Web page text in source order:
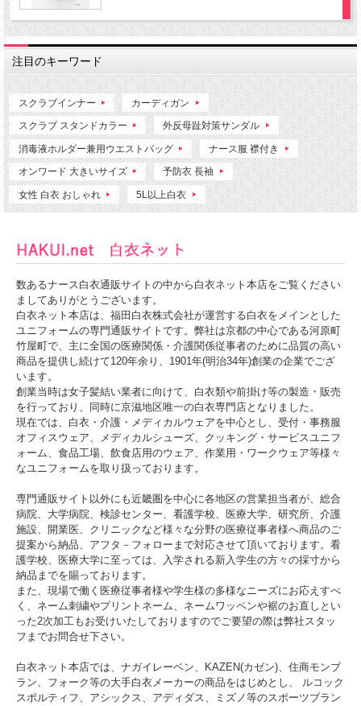
注目のキーワード
スクラブインナー カーディガン
スクラブ スタンドカラー 外反母趾対策サンダル
消毒液ホルダー兼用ウエストバッグ ナース服 襟付き
オンワード 大きいサイズ 予防衣 長袖
女性 白衣 おしゃれ 5L以上白衣
数あるナース白衣通販サイトの中から白衣ネット本店をご覧ください
ましてありがとうございます。
白衣ネット本店は、福田白衣株式会社が運営する白衣をメインとした
ユニフォームの専門通販サイトです。弊社は京都の中心である河原町
竹屋町で、主に全国の医療関係・介護関係従事者のために品質の高い
商品を提供し続けて120年余り、1901年(明治34年)創業の企業でござ
います。
創業当時は女子髪結い業者に向けて、白衣類や前掛け等の製造・販売
を行っており、同時に京滋地区唯一の白衣専門店となりました。
現在では、白衣・介護・メディカルウェアを中心とし、受付・事務服
オフィスウェア、メディカルシューズ、クッキング・サービスユニフ
ォーム、食品工場、飲食店用のウェア、作業用・ワークウェア等様々
なユニフォームを取り扱っております。
専門通販サイト以外にも近畿圏を中心に各地区の営業担当者が、総合
病院、大学病院、検診センター、看護学校、医療大学、研究所、介護
施設、開業医、クリニックなど様々な分野の医療従事者様へ商品のご
提案から納品、アフタ－フォローまで対応させて頂いております。看
護学校、医療大学に至っては、入学される新入学生の方々の採寸から
納品までを賜っております。
また、現場で働く医療従事者様や学生様の多様なニーズにお応えすべ
く、ネーム刺繍やプリントネーム、ネームワッペンや裾のお直しとい
った2次加工もお受けいたしておりますのでご要望の際は弊社スタッ
フまでお問合せ下さい。
白衣ネット本店では、ナガイレーベン、KAZEN(カゼン)、住商モンブ
ラン、フォーク等の大手白衣メーカーの商品をはじめとし、 ルコック
スポルティフ、アシックス、アディダス、ミズノ等のスポーツブラン